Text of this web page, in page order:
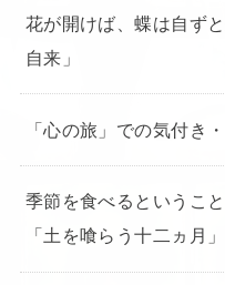
花が開けば、蝶は自ず
自来」
「心の旅」での気付き
季節を食べるというこ
「土を喰らう十二ヵ月